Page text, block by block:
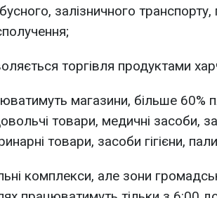
залізничного
торгівля продуктами
магазини, більше 60%
товари, медичні засоби,
товари, засоби гігієни,
комплекси, але зони